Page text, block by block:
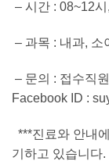
– 시간 : 08~12
– 과목 : 내과, 소
– 문의 : 접수직원
Facebook ID :
***진료와 안내
기하고 있습니다.